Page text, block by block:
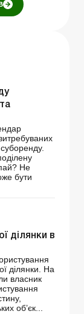
Не
бути
ділянки в
ділянки. На
власник
об’єк...